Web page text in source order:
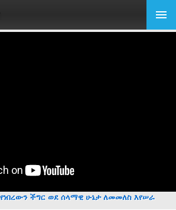
ችግር ወደ ሰላማዊ ሁኔታ ለመመለስ እየሠራ